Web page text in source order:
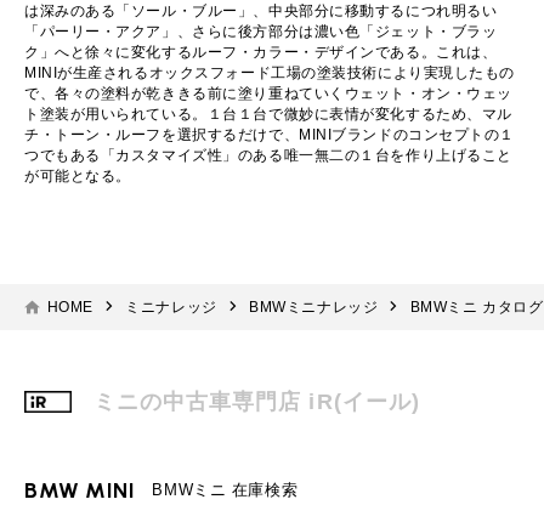
は深みのある「ソール・ブルー」、中央部分に移動するにつれ明るい
「パーリー・アクア」、さらに後方部分は濃い色「ジェット・ブラッ
ク」へと徐々に変化するルーフ・カラー・デザインである。これは、
MINIが生産されるオックスフォード工場の塗装技術により実現したもの
で、各々の塗料が乾ききる前に塗り重ねていくウェット・オン・ウェッ
ト塗装が用いられている。１台１台で微妙に表情が変化するため、マル
チ・トーン・ルーフを選択するだけで、MINIブランドのコンセプトの１
つでもある「カスタマイズ性」のある唯一無二の１台を作り上げること
が可能となる。
HOME ミニナレッジ BMWミニナレッジ BMWミニ カタログ
ミニの中古車専門店 iR(イール)
BMW MINI BMWミニ 在庫検索